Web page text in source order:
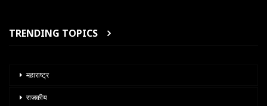
TRENDING TOPICS
महाराष्ट्र
राजकीय